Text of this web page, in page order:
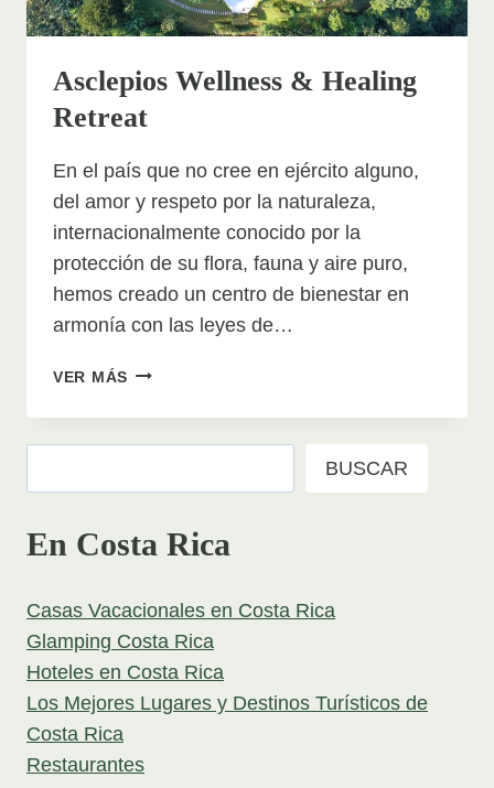
Asclepios Wellness & Healing
Retreat
En el país que no cree en ejército alguno,
del amor y respeto por la naturaleza,
internacionalmente conocido por la
protección de su flora, fauna y aire puro,
hemos creado un centro de bienestar en
armonía con las leyes de…
VER MÁS ASCLEPIOS
&
HEALING
BUSCAR
En Costa Rica
Casas Vacacionales en Costa Rica
Glamping Costa Rica
Hoteles en Costa Rica
Los Mejores Lugares y Destinos Turísticos de
Costa Rica
Restaurantes